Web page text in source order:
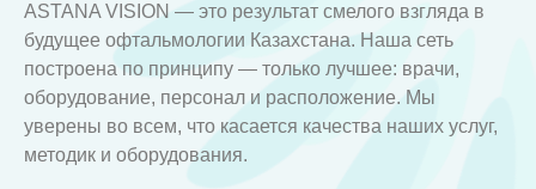
ASTANA VISION — это результат смелого взгляда в
будущее офтальмологии Казахстана. Наша сеть
построена по принципу — только лучшее: врачи,
оборудование, персонал и расположение. Мы
уверены во всем, что касается качества наших услуг,
методик и оборудования.